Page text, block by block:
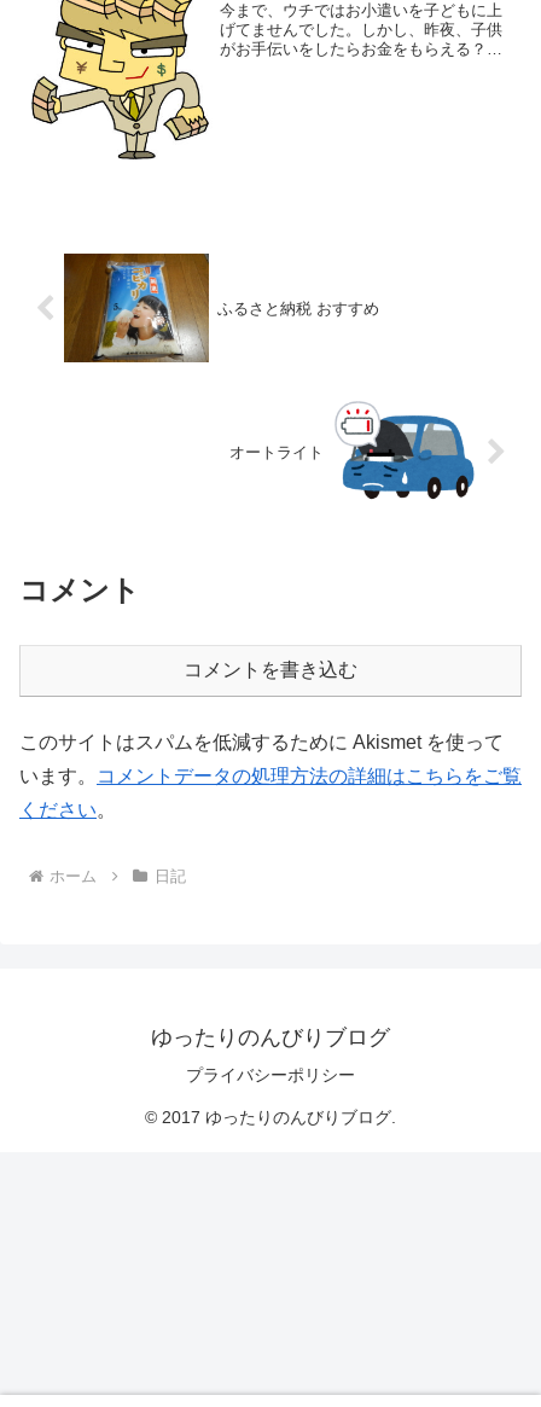
今まで、ウチではお小遣いを子どもに上
げてませんでした。しかし、昨夜、子供
がお手伝いをしたらお金をもらえる？と
ふるさと納税 おすすめ
オートライト
コメント
コメントを書き込む
このサイトはスパムを低減するために Akismet を使って
います。
コメントデータの処理方法の詳細はこちらをご覧
ください。
ホーム 日記
ゆったりのんびりブログ
プライバシーポリシー
© 2017 ゆったりのんびりブログ.